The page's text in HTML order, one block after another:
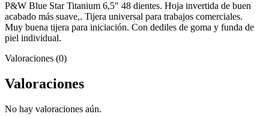
P&W Blue Star Titanium 6,5″ 48 dientes. Hoja invertida de buen
acabado más suave,. Tijera universal para trabajos comerciales.
Muy buena tijera para iniciación. Con dediles de goma y funda de
piel individual.
Valoraciones (0)
Valoraciones
No hay valoraciones aún.